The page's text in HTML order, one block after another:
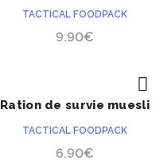
TACTICAL FOODPACK
9.90€
ACHETER
Ration de survie muesli
TACTICAL FOODPACK
6.90€